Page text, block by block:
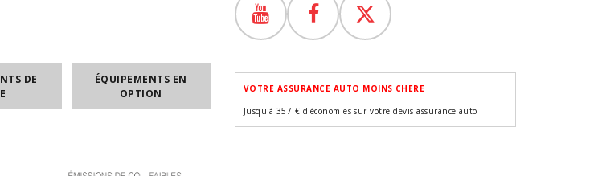
DE
ÉQUIPEMENTS EN
OPTION
VOTRE ASSURANCE AUTO MOINS CHERE
Jusqu'à 357 € d'économies sur votre devis assurance auto